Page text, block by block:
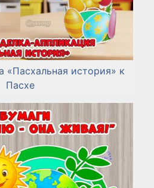
«Пасхальная история» к
Пасхе